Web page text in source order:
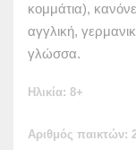
κομμάτια),
αγγλική,
γλώσσα.
Ηλικία: 8+
Αριθμός παικτών: